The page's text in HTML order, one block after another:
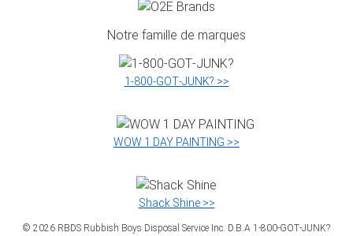
Notre famille de marques
1‑800‑GOT‑JUNK? >>
WOW 1 DAY PAINTING >>
Shack Shine >>
© 2026 RBDS Rubbish Boys Disposal Service Inc. D.B.A 1‑800‑GOT‑JUNK?